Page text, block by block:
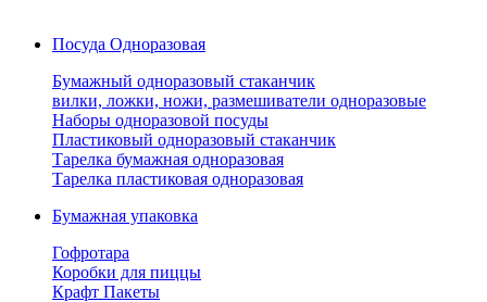
Посуда Одноразовая
Бумажный одноразовый стаканчик
вилки, ложки, ножи, размешиватели одноразовые
Наборы одноразовой посуды
Пластиковый одноразовый стаканчик
Тарелка бумажная одноразовая
Тарелка пластиковая одноразовая
Бумажная упаковка
Гофротара
Коробки для пиццы
Крафт Пакеты